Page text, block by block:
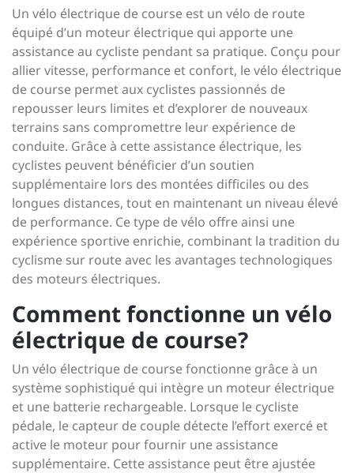
Un vélo électrique de course est un vélo de route
équipé d’un moteur électrique qui apporte une
assistance au cycliste pendant sa pratique. Conçu pour
allier vitesse, performance et confort, le vélo électrique
de course permet aux cyclistes passionnés de
repousser leurs limites et d’explorer de nouveaux
terrains sans compromettre leur expérience de
conduite. Grâce à cette assistance électrique, les
cyclistes peuvent bénéficier d’un soutien
supplémentaire lors des montées difficiles ou des
longues distances, tout en maintenant un niveau élevé
de performance. Ce type de vélo offre ainsi une
expérience sportive enrichie, combinant la tradition du
cyclisme sur route avec les avantages technologiques
des moteurs électriques.
Comment fonctionne un vélo
électrique de course?
Un vélo électrique de course fonctionne grâce à un
système sophistiqué qui intègre un moteur électrique
et une batterie rechargeable. Lorsque le cycliste
pédale, le capteur de couple détecte l’effort exercé et
active le moteur pour fournir une assistance
supplémentaire. Cette assistance peut être ajustée